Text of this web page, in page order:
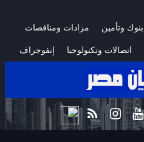
بنوك وتأمين مزادات ومناقصات
اتصالات وتكنولوجيا إنفوجراف